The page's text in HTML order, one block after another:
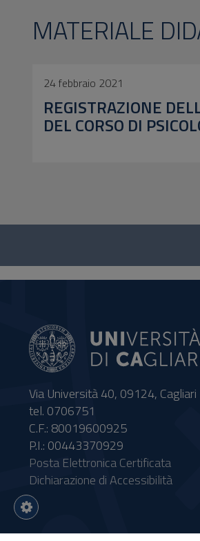
MATERIALE
24 febbraio 2021
REGISTRAZIONE
DEL CORSO DI
Questionario
social
Via Università 40, 09124, Cagliari
tel. 0706751
C.F.: 80019600925
P.I.: 00443370929
Posta Elettronica Certificata
Dichiarazione di Accessibilità
Impostazioni
cookie